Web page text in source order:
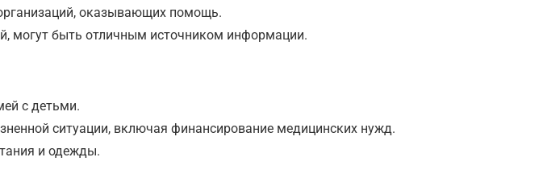
оказывающих помощь.
могут быть отличным источником информации.
с детьми.
ситуации, включая финансирование медицинских нужд.
и одежды.